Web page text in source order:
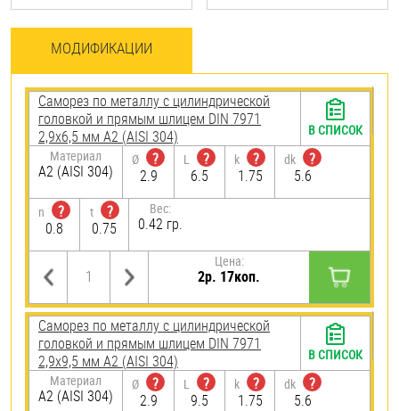
МОДИФИКАЦИИ
Саморез по металлу с цилиндрической
головкой и прямым шлицем DIN 7971
2,9х6,5 мм А2 (AISI 304)
Материал
А2 (AISI 304)
Ø
?
2.9
L
?
6.5
k
?
1.75
dk
?
5.6
n
?
0.8
t
?
0.75
Вес:
0.42 гр.
Цена:
2р. 17коп.
В СПИСОК
Саморез по металлу с цилиндрической
головкой и прямым шлицем DIN 7971
2,9х9,5 мм А2 (AISI 304)
Материал
А2 (AISI 304)
Ø
?
2.9
L
?
9.5
k
?
1.75
dk
?
5.6
В СПИСОК